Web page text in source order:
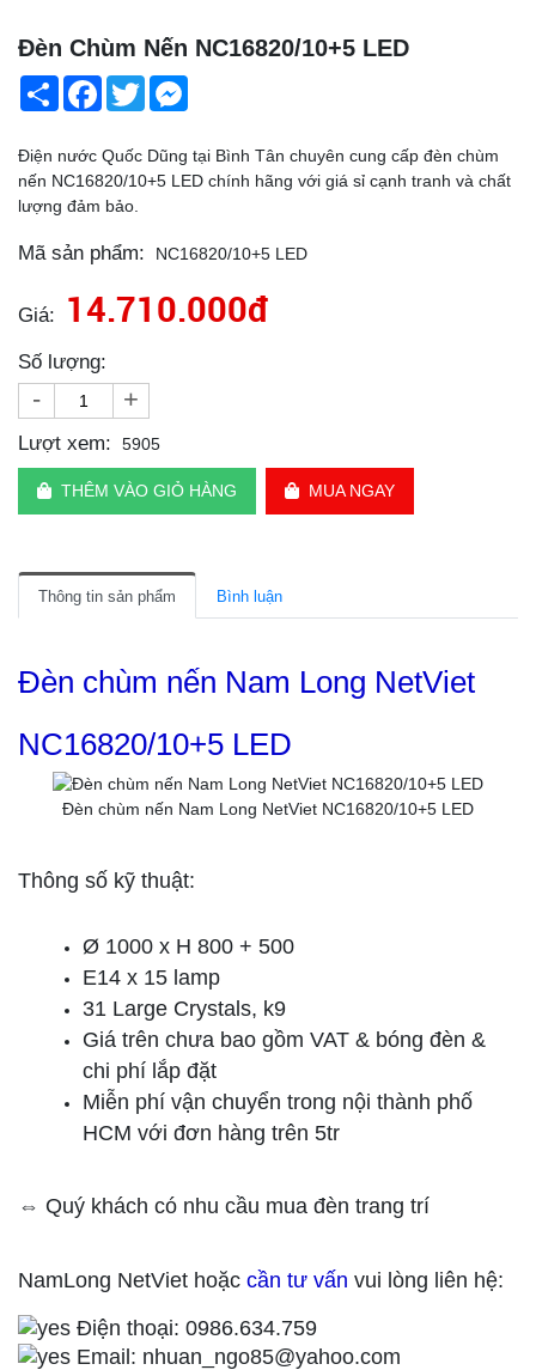
Đèn Chùm Nến NC16820/10+5 LED
Share Facebook
Twitter
Điện nước Quốc Dũng tại Bình Tân chuyên cung cấp đèn chùm
nến NC16820/10+5 LED chính hãng với giá sỉ cạnh tranh và chất
lượng đảm bảo.
Mã sản phẩm: NC16820/10+5 LED
Giá: 14.710.000đ
Số lượng:
- +
Lượt xem: 5905
THÊM VÀO GIỎ HÀNG MUA NGAY
Thông tin sản phẩm Bình luận
Đèn chùm nến Nam Long NetViet
NC16820/10+5 LED
Đèn chùm nến Nam Long NetViet NC16820/10+5 LED
Thông số kỹ thuật:
Ø 1000 x H 800 + 500
E14 x 15 lamp
31 Large Crystals, k9
Giá trên chưa bao gồm VAT & bóng đèn &
chi phí lắp đặt
Miễn phí vận chuyển trong nội thành phố
HCM với đơn hàng trên 5tr
⇔ Quý khách có nhu cầu mua đèn trang trí
NamLong NetViet hoặc cần tư vấn vui lòng liên hệ:
Điện thoại: 0986.634.759
Email: nhuan_ngo85@yahoo.com